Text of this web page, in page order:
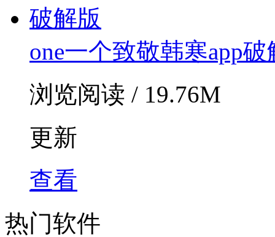
one一个致敬韩寒app破
浏览阅读 / 19.76M
更新
查看
热门软件